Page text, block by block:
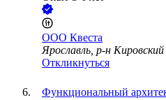
ООО Квеста
Ярославль, р-н Кировский
Откликнуться
Функциональный